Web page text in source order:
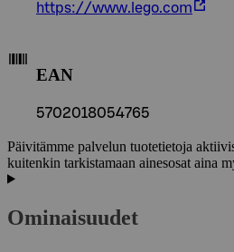
https://www.lego.com
EAN
5702018054765
Päivitämme palvelun tuotetietoja
kuitenkin tarkistamaan ainesosat aina
Ominaisuudet